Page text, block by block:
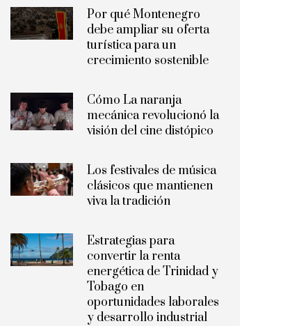
Por qué Montenegro
debe ampliar su oferta
turística para un
crecimiento sostenible
Cómo La naranja
mecánica revolucionó la
visión del cine distópico
Los festivales de música
clásicos que mantienen
viva la tradición
Estrategias para
convertir la renta
energética de Trinidad y
Tobago en
oportunidades laborales
y desarrollo industrial